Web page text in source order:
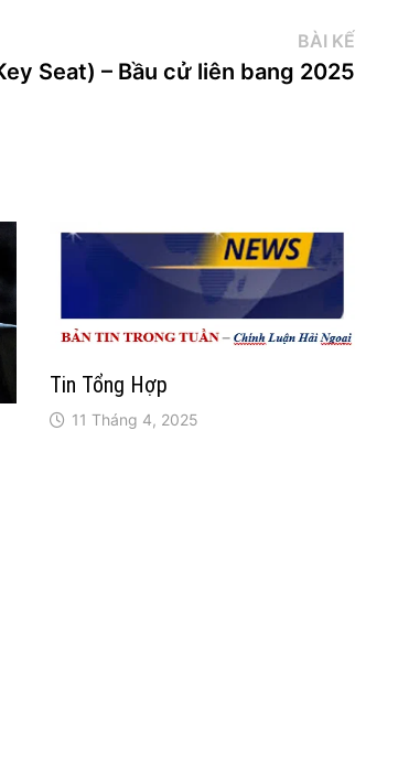
BÀI KẾBài
kế:
Seat) – Bầu cử liên bang 2025
Tin Tổng Hợp
11 Tháng 4, 2025